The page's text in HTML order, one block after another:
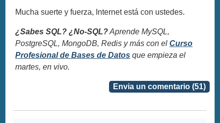
Mucha suerte y fuerza, Internet está con ustedes.
¿Sabes SQL? ¿No-SQL?Aprende MySQL,
PostgreSQL, MongoDB, Redis y más con elCurso
Profesional de Bases de Datos que empieza el
martes, en vivo.
Envia un comentario (51)